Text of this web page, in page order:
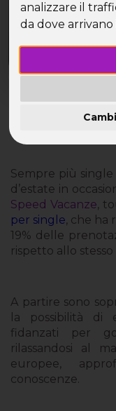
analizzare il
da dove arrivano
del primo
Sempre più
d’estate in
Speed Vacanze,
per single, che ha
19% delle
rispetto allo
A partire sono
la possibilità di
fidanzati per
rilassandosi al
europee,
conoscenze.